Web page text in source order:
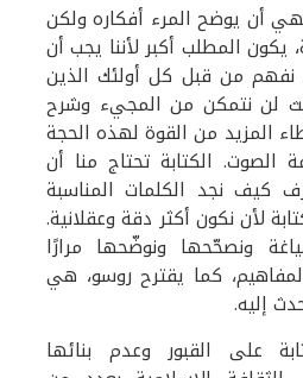
أن يوضح المرء أفكاره ولكن
يكون المطلب أكبر لأننا يجب أن
نفهم من قبل كل أولئك الذين
لن نتمكن من المجيء وشرح
المزيد من القوة لهذه الحجة
الكتابة تحتاج منا أن
كيف نجد الكلمات المناسبة
لأن نكون أكثر دقة وعقلانية.
ونصحّحها ونوضّحها مرارًا
كما يقترح روسو، هي
إليه.
على القبور وعدم بنائها